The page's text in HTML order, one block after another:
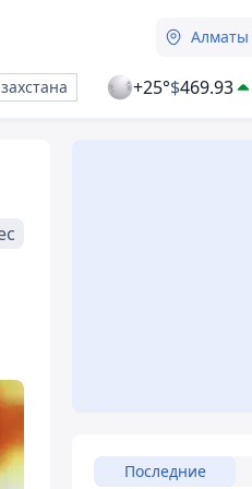
Алматы
+25°$469.93
Последние